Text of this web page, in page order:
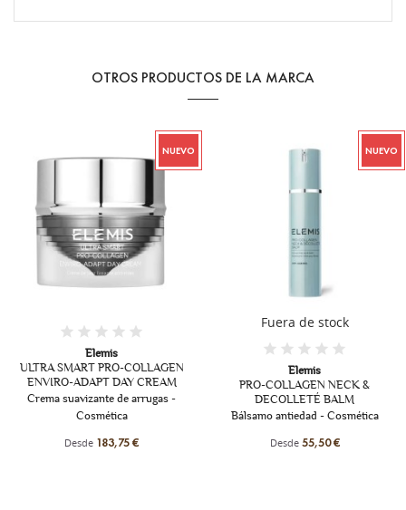
OTROS PRODUCTOS DE LA MARCA
NUEVO
Elemis
SMART PRO-COLLAGEN
ADAPT DAY CREAM
suavizante de arrugas -
Cosmética
183,75 €
NUEVO
Fuera de stock
Elemis
PRO-COLLAGEN NECK &
DECOLLETÉ BALM
Bálsamo antiedad - Cosmética
55,50 €